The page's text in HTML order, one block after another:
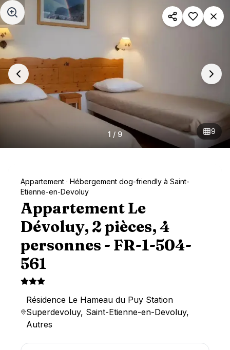
Aller au contenu principal
1 / 9 9
Appartement · Hébergement dog-friendly à Saint-
Etienne-en-Devoluy
Appartement Le
Dévoluy, 2 pièces, 4
personnes - FR-1-504-
561
Résidence Le Hameau du Puy Station
Superdevoluy, Saint-Etienne-en-Devoluy,
Autres